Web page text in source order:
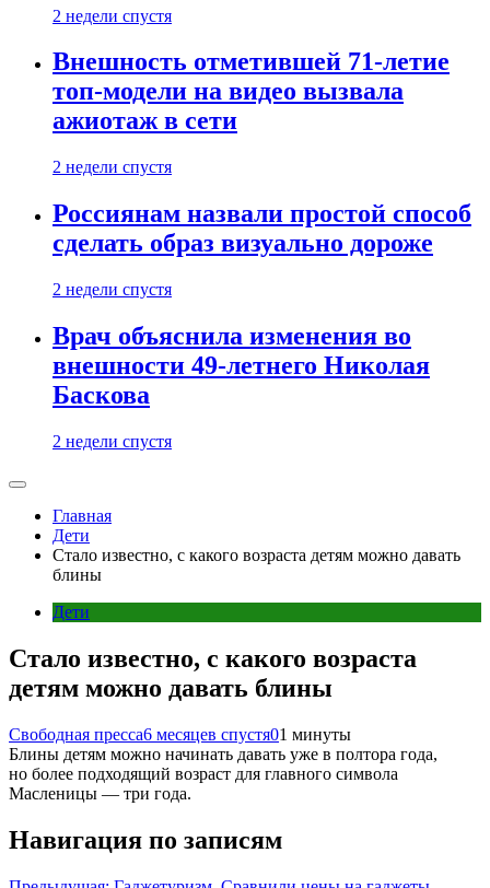
2 недели спустя
Внешность отметившей 71-летие
топ-модели на видео вызвала
ажиотаж в сети
2 недели спустя
Россиянам назвали простой способ
сделать образ визуально дороже
2 недели спустя
Врач объяснила изменения во
внешности 49-летнего Николая
Баскова
2 недели спустя
Главная
Дети
Стало известно, с какого возраста детям можно давать
блины
Дети
Стало известно, с какого возраста
детям можно давать блины
Свободная пресса6 месяцев спустя01 минуты
Блины детям можно начинать давать уже в полтора года,
но более подходящий возраст для главного символа
Масленицы — три года.
Навигация по записям